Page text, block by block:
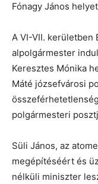
Fónagy János
A VI-VII. kerületben
alpolgármester
Keresztes Mónika
Máté józsefvárosi
polgármesteri
Süli János, az
megépítéséért és
nélküli miniszter